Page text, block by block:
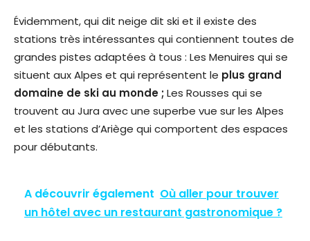
Évidemment, qui dit neige dit ski et il existe des
stations très intéressantes qui contiennent toutes de
grandes pistes adaptées à tous : Les Menuires qui se
situent aux Alpes et qui représentent le plus grand
domaine de ski au monde ;Les Rousses qui se
trouvent au Jura avec une superbe vue sur les Alpes
et les stations d’Ariège qui comportent des espaces
pour débutants.
A découvrir également Où aller pour trouver
un hôtel avec un restaurant gastronomique ?